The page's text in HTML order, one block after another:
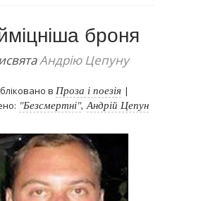
броня
Андрію Цепуну
в Проза і поезія |
"Безсмертні",Андрій Цепун